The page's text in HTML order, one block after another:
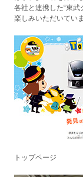
各社と連携した“東
楽しみいただいていま
トップページ